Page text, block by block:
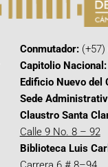
Conmutador:(+57)
Capitolio Nacional:
Edificio Nuevo del
Sede
Claustro Santa
Calle 9 No. 8 – 92
Biblioteca Luis